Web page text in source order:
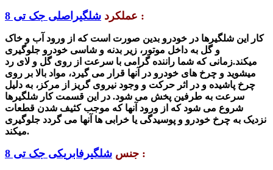
عملکرد شلگیراصلی جک تی 8 :
کار این شلگیرها در خودرو بدین صورت است که از ورود آب و خاک
و گل به داخل موتور، زیر بدنه و شاسی خودرو جلوگیری
میکند.زمانی که شما راننده گرامی با سرعت از روی گل و لای رد
میشوید و چرخ های خودرو در آنها قرار می گیرد، مواد بالا بر روی
چرخ پاشیده و در اثر حرکت و وجود نیروی گریز از مرکز، به دلیل
سرعت به طرفین پخش می شود. در این قسمت کار شلگیرها
شروع می شود که از ورود آنها که موجب کثیف شدن قطعات
نزدیک به چرخ خودرو و پوسیدگی یا خرابی ها آنها می گردد جلوگیری
میکند.
جنس شلگیرفابریکی جک تی 8 :